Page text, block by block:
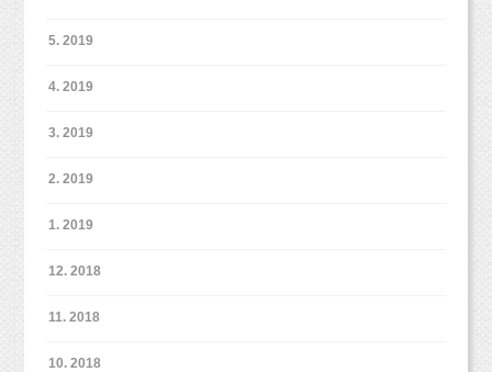
5. 2019
4. 2019
3. 2019
2. 2019
1. 2019
12. 2018
11. 2018
10. 2018